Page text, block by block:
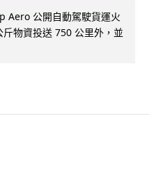
Aero 公開自動駕駛貨運火
物資投送 750 公里外，並